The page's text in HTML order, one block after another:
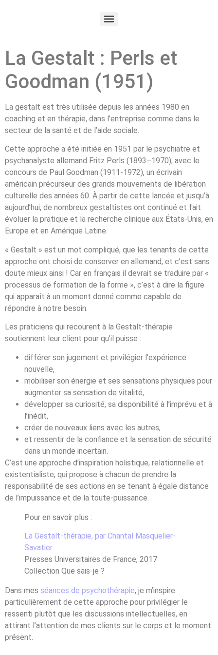
La Gestalt : Perls et
Goodman (1951)
La gestalt est très utilisée depuis les années 1980 en
coaching et en thérapie, dans l’entreprise comme dans le
secteur de la santé et de l’aide sociale.
Cette approche a été initiée en 1951 par le psychiatre et
psychanalyste allemand Fritz Perls (1893–1970), avec le
concours de Paul Goodman (1911-1972), un écrivain
américain précurseur des grands mouvements de libération
culturelle des années 60. À partir de cette lancée et jusqu’à
aujourd’hui, de nombreux gestaltistes ont continué et fait
évoluer la pratique et la recherche clinique aux États-Unis, en
Europe et en Amérique Latine.
« Gestalt » est un mot compliqué, que les tenants de cette
approche ont choisi de conserver en allemand, et c’est sans
doute mieux ainsi ! Car en français il devrait se traduire par «
processus de formation de la forme », c’est à dire la figure
qui apparaît à un moment donné comme capable de
répondre à notre besoin.
Les praticiens qui recourent à la Gestalt-thérapie
soutiennent leur client pour qu’il puisse :
différer son jugement et privilégier l’expérience
nouvelle,
mobiliser son énergie et ses sensations physiques pour
augmenter sa sensation de vitalité,
développer sa curiosité, sa disponibilité à l’imprévu et à
l’inédit,
créer de nouveaux liens avec les autres,
et ressentir de la confiance et la sensation de sécurité
dans un monde incertain.
C’est une approche d’inspiration holistique, relationnelle et
existentialiste, qui propose à chacun de prendre la
responsabilité de ses actions en se tenant à égale distance
de l’impuissance et de la toute-puissance.
Pour en savoir plus :
La Gestalt-thérapie, par Chantal Masquelier-
Savatier
Presses Universitaires de France, 2017
Collection Que sais-je ?
Dans mes séances de psychothérapie, je m’inspire
particulièrement de cette approche pour privilégier le
ressenti plutôt que les discussions intellectuelles, en
attirant l’attention de mes clients sur le corps et le moment
présent.